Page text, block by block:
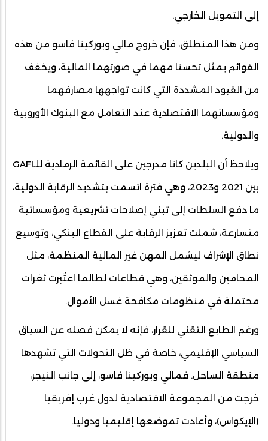
إلى التمويل الخارجي.
ومن هذا المنطلق، فإن خروج مالي وبوركينا فاسو من هذه
القوائم يمثل تحسنا مهما في صورتهما المالية، ويخفف
من القيود المشددة التي كانت تواجهها مصارفهما
ومؤسساتهما الاقتصادية عند التعامل مع البنوك الأوروبية
والدولية.
ويلاحظ أن البلدين كانا مدرجين على القائمة الرمادية للـGAFI
بين 2021 و2023، وهي فترة اتسمت بتشديد الرقابة الدولية،
ما دفع السلطات إلى تبني إصلاحات تشريعية ومؤسساتية
متسارعة، شملت تعزيز الرقابة على القطاع البنكي، وتوسيع
نطاق الإشراف ليشمل المهن غير المالية المنظمة، مثل
المحامين والموثقين، وهي قطاعات لطالما اعتُبرت ثغرات
محتملة في منظومات مكافحة غسل الأموال.
ورغم الطابع التقني للقرار، فإنه لا يمكن فصله عن السياق
السياسي الإقليمي، خاصة في ظل التحولات التي تشهدها
منطقة الساحل. فمالي وبوركينا فاسو، إلى جانب النيجر،
خرجت من المجموعة الاقتصادية لدول غرب إفريقيا
(الإيكواس)، وأعادت تموضعها إقليميا ودوليا.